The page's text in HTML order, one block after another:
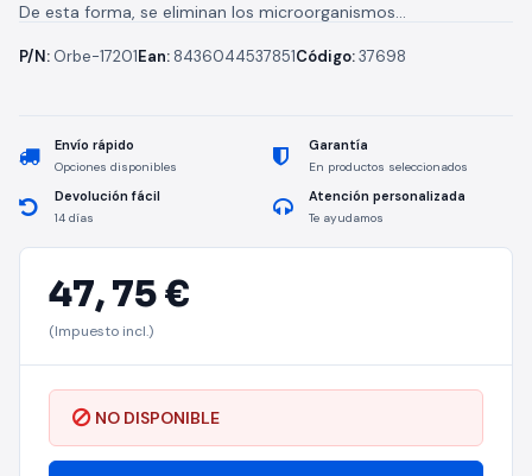
De esta forma, se eliminan los microorganismos...
P/N: Orbe-17201Ean: 8436044537851Código:37698
Envío rápido
Opciones disponibles
Garantía
En productos seleccionados
Devolución fácil
14 días
Atención personalizada
Te ayudamos
47,75 €
(Impuesto incl.)
NO DISPONIBLE